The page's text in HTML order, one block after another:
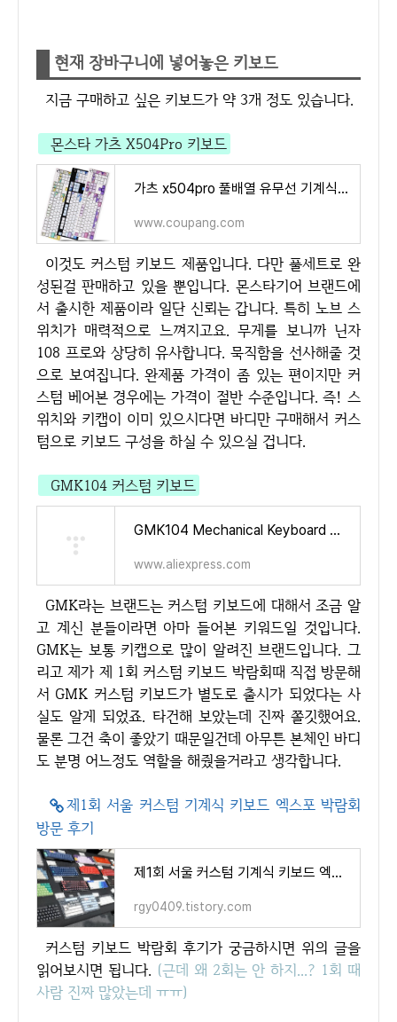
현재 장바구니에 넣어놓은 키보드
지금 구매하고 싶은 키보드가 약 3개 정도 있습니다.
몬스타 가츠 X504Pro 키보드
가츠 x504pro 풀배열 유무선 기계식키보드 - 유선키보드 | 쿠팡
www.coupang.com
이것도 커스텀 키보드 제품입니다. 다만 풀세트로 완
성된걸 판매하고 있을 뿐입니다. 몬스타기어 브랜드에
서 출시한 제품이라 일단 신뢰는 갑니다. 특히 노브 스
위치가 매력적으로 느껴지고요. 무게를 보니까 닌자
108 프로와 상당히 유사합니다. 묵직함을 선사해줄 것
으로 보여집니다. 완제품 가격이 좀 있는 편이지만 커
스텀 베어본 경우에는 가격이 절반 수준입니다. 즉! 스
위치와 키캡이 이미 있으시다면 바디만 구매해서 커스
텀으로 키보드 구성을 하실 수 있으실 겁니다.
GMK104 커스텀 키보드
GMK104 Mechanical Keyboard Kit Three Mode Gaming Keyboard Hot Swap Backlit Gasket Structure This VIA with display screen - AliE
www.aliexpress.com
GMK라는 브랜드는 커스텀 키보드에 대해서 조금 알
고 계신 분들이라면 아마 들어본 키워드일 것입니다.
GMK는 보통 키캡으로 많이 알려진 브랜드입니다. 그
리고 제가 제 1회 커스텀 키보드 박람회때 직접 방문해
서 GMK 커스텀 키보드가 별도로 출시가 되었다는 사
실도 알게 되었죠. 타건해 보았는데 진짜 쫄깃했어요.
물론 그건 축이 좋았기 때문일건데 아무튼 본체인 바디
도 분명 어느정도 역할을 해줬을거라고 생각합니다.
제1회 서울 커스텀 기계식 키보드 엑스포 박람회
방문 후기
제1회 서울 커스텀 기계식 키보드 엑스포 박람회 방문 후기
rgy0409.tistory.com
커스텀 키보드 박람회 후기가 궁금하시면 위의 글을
읽어보시면 됩니다. (근데 왜 2회는 안 하지...? 1회 때
사람 진짜 많았는데 ㅠㅠ)